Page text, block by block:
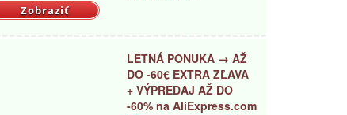
Zobraziť
LETNÁ PONUKA → AŽ
DO -60€ EXTRA ZĽAVA
+ VÝPREDAJ AŽ DO
-60% na AliExpress.com